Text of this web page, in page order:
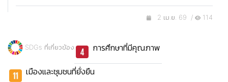
2 เม.ย. 69 / 114
SDGs ที่เกี่ยวข้อง การศึกษาที่มีคุณภาพ
เมืองและชุมชนที่ยั่งยืน